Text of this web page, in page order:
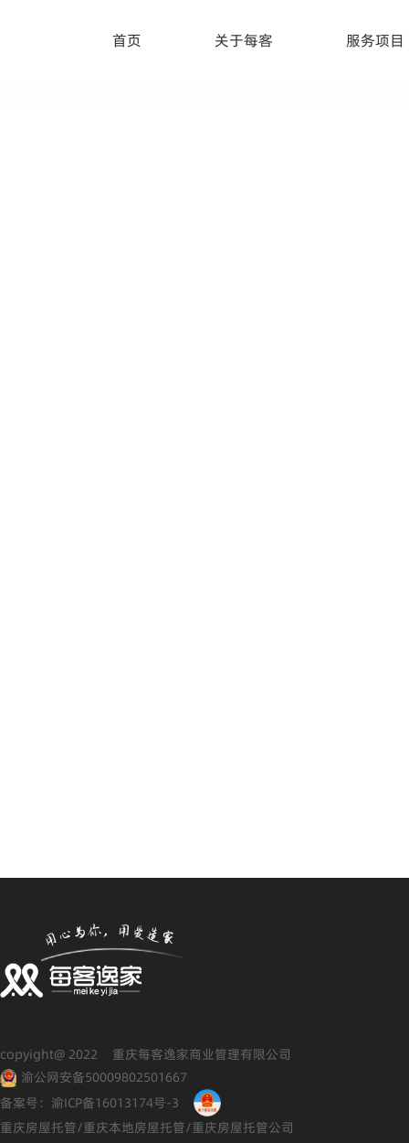
首页 关于每客 服务项目
copyight@ 2022 重庆每客逸家商业管理有限公司
渝公网安备50009802501667
备案号：渝ICP备16013174号-3
重庆房屋托管/重庆本地房屋托管/重庆房屋托管公司